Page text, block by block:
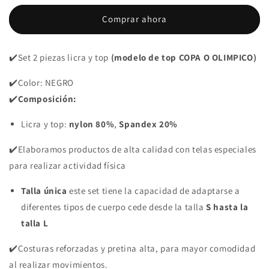
2
PREMIUMTEX
OSCURO
2
PIEZAS
PREMIUMTEX
OSCURO
Comprar ahora
✔️Set 2 piezas licra y top (modelo de top COPA O OLIMPICO)
✔️Color: NEGRO
✔️Composición:
Licra y top: nylon 80%,Spandex 20%
✔️Elaboramos productos de alta calidad con telas especiales
para realizar actividad física
Talla única este set tiene la capacidad de adaptarse a
diferentes tipos de cuerpo cede desde la tallaS hasta la
talla L
✔️Costuras reforzadas y pretina alta, para mayor comodidad
al realizar movimientos.